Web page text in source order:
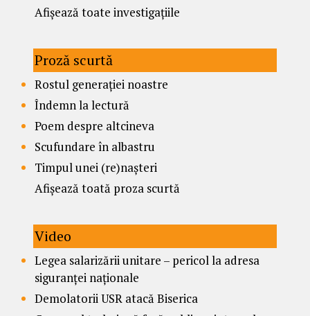
Afișează toate investigațiile
Proză scurtă
Rostul generației noastre
Îndemn la lectură
Poem despre altcineva
Scufundare în albastru
Timpul unei (re)nașteri
Afișează toată proza scurtă
Video
Legea salarizării unitare – pericol la adresa
siguranței naționale
Demolatorii USR atacă Biserica